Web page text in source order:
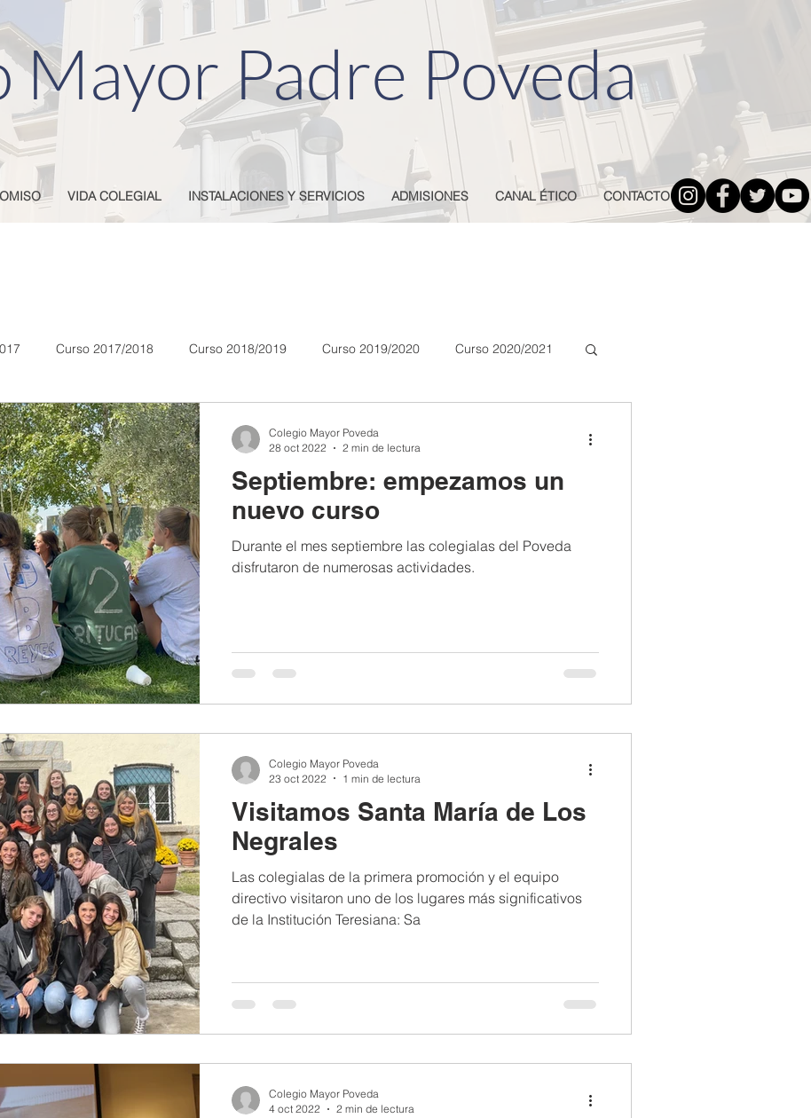
Mayor Padre Poveda
VIDA COLEGIAL INSTALACIONES Y SERVICIOS ADMISIONES CANAL ÉTICO CONTACTO
Curso 2017/2018 Curso 2018/2019 Curso 2019/2020 Curso 2020/2021
2025
Septiembre: empezamos un
nuevo curso
Durante el mes septiembre las colegialas del Poveda
disfrutaron de numerosas actividades.
Colegio Mayor Poveda
28 oct 2022
2 min de lectura
Visitamos Santa María de Los
Negrales
Las colegialas de la primera promoción y el equipo
directivo visitaron uno de los lugares más significativos
de la Institución Teresiana: Sa
Colegio Mayor Poveda
23 oct 2022
1 min de lectura
Colegio Mayor Poveda
4 oct 2022
2 min de lectura